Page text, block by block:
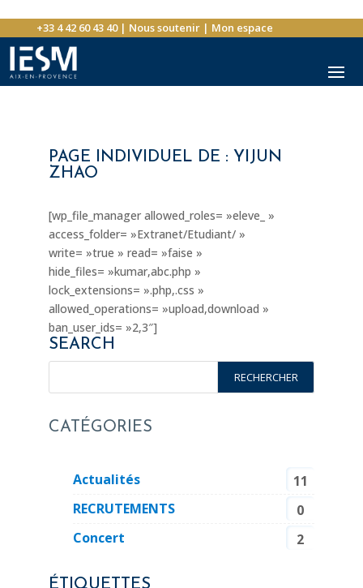
+33 4 42 60 43 40| Nous soutenir| Mon espace
PAGE INDIVIDUEL DE : YIJUN
ZHAO
[wp_file_manager allowed_roles= »eleve_ »
access_folder= »Extranet/Etudiant/ »
write= »true » read= »faise »
hide_files= »kumar,abc.php »
lock_extensions= ».php,.css »
allowed_operations= »upload,download »
ban_user_ids= »2,3″]
SEARCH
CATÉGORIES
Actualités
11
RECRUTEMENTS
0
Concert
2